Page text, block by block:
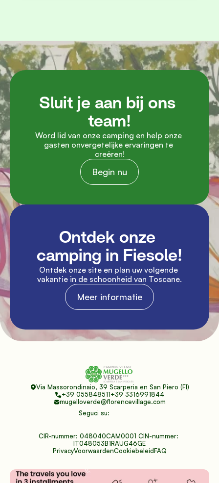
Sluit je aan bij ons
team!
Word lid van onze camping en help onze
gasten onvergetelijke ervaringen te
creëren!
Begin nu
Ontdek onze
camping in Fiesole!
Ontdek onze site en plan uw volgende
vakantie in de schoonheid van Toscane.
Meer informatie
Via Massorondinaio, 39 Scarperia en San Piero (FI)
+39 055848511+39 3316991844
mugelloverde@florencevillage.com
Seguci su:
CIR-nummer: 048040CAM0001 CIN-nummer:
IT048053B1RAUG46GE
PrivacyVoorwaardenCookiebeleidFAQ